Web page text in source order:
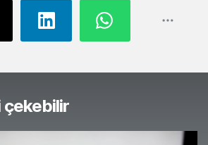
çekebilir